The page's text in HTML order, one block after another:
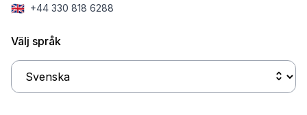
🇬🇧 +44 330 818 6288
Välj språk